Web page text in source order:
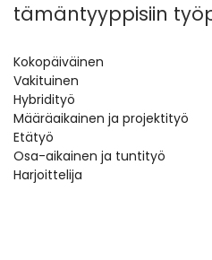
tämäntyyppisiin
Kokopäiväinen
Vakituinen
Hybridityö
Määräaikainen ja projektityö
Etätyö
Osa-aikainen ja tuntityö
Harjoittelija